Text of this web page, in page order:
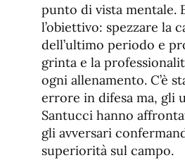
punto di vista mentale.
l’obiettivo: spezzare la
dell’ultimo periodo e
grinta e la
ogni allenamento. C’è
errore in difesa ma, gli
Santucci hanno
gli avversari
superiorità sul campo.